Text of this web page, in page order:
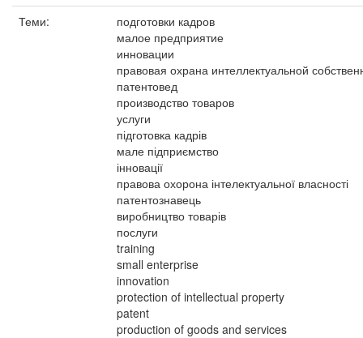
Теми:
подготовки кадров
малое предприятие
инновации
правовая охрана интеллектуальной
патентовед
производство товаров
услуги
підготовка кадрів
мале підприємство
інновації
правова охорона інтелектуальної власності
патентознавець
виробництво товарів
послуги
training
small enterprise
innovation
protection of intellectual property
patent
production of goods and services